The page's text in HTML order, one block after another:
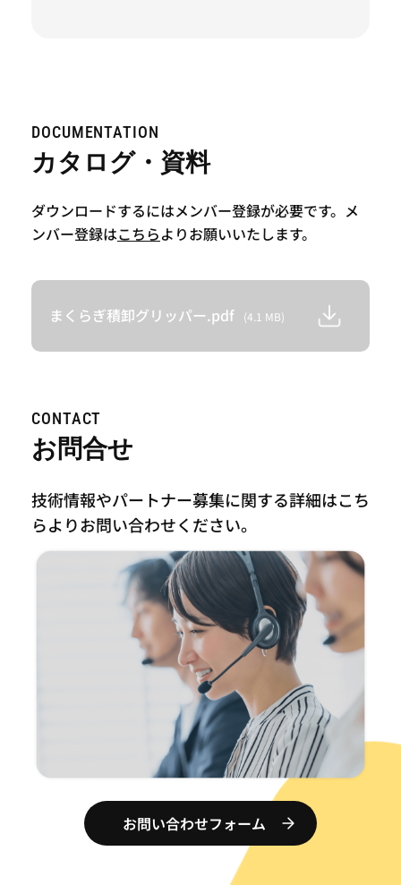
DOCUMENTATION
カタログ・資料
ダウンロードするにはメンバー登録が必要です。メ
ンバー登録はこちらよりお願いいたします。
まくらぎ積卸グリッパー.pdf (4.1 MB)
CONTACT
お問合せ
技術情報やパートナー募集に関する詳細はこち
らよりお問い合わせください。
お問い合わせフォーム